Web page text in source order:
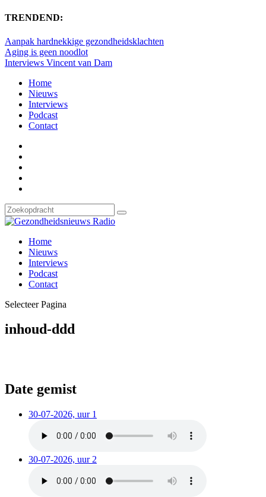
TRENDEND:
Aanpak hardnekkige gezondheidsklachten
Aging is geen noodlot
Interviews Vincent van Dam
Home
Nieuws
Interviews
Podcast
Contact
Home
Nieuws
Interviews
Podcast
Contact
Selecteer Pagina
inhoud-ddd
Date gemist
30-07-2026, uur 1
30-07-2026, uur 2